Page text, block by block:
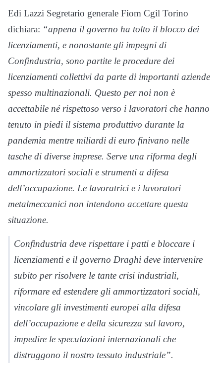
Edi Lazzi Segretario generale Fiom Cgil Torino
dichiara: “appena il governo ha tolto il blocco dei
licenziamenti, e nonostante gli impegni di
Confindustria, sono partite le procedure dei
licenziamenti collettivi da parte di importanti aziende
spesso multinazionali. Questo per noi non è
accettabile né rispettoso verso i lavoratori che hanno
tenuto in piedi il sistema produttivo durante la
pandemia mentre miliardi di euro finivano nelle
tasche di diverse imprese. Serve una riforma degli
ammortizzatori sociali e strumenti a difesa
dell’occupazione. Le lavoratrici e i lavoratori
metalmeccanici non intendono accettare questa
situazione.
Confindustria deve rispettare i patti e bloccare i
licenziamenti e il governo Draghi deve intervenire
subito per risolvere le tante crisi industriali,
riformare ed estendere gli ammortizzatori sociali,
vincolare gli investimenti europei alla difesa
dell’occupazione e della sicurezza sul lavoro,
impedire le speculazioni internazionali che
distruggono il nostro tessuto industriale”.